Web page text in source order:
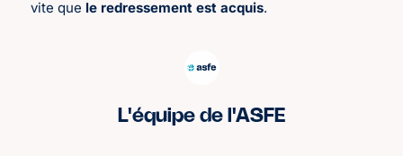
vite que le redressement est acquis.
L'équipe de l'ASFE